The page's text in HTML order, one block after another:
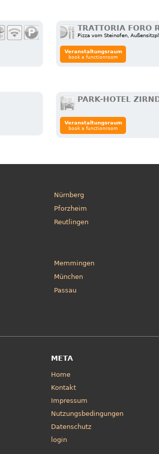
TRATTORIA FORO
Pizza vom Steinofen,
Veranstaltungsraum
book a functionroom
PARK-HOTEL
Veranstaltungsraum
book a functionroom
Nürnberg
Pforzheim
Reutlingen
Memmingen
München
Passau
META
Home
Kontakt
Impressum
Nutzungsbedingungen
Datenschutz
login